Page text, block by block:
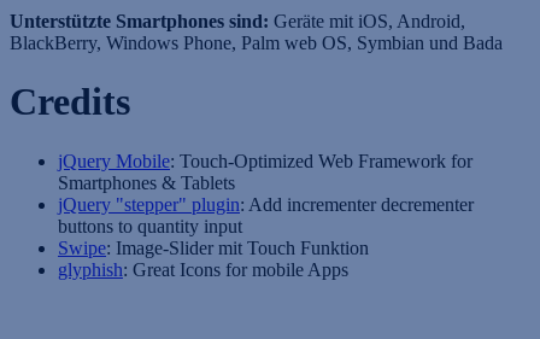
Unterstützte Smartphones sind: Geräte mit iOS, Android,
BlackBerry, Windows Phone, Palm web OS, Symbian und Bada
Credits
jQuery Mobile: Touch-Optimized Web Framework for
Smartphones & Tablets
jQuery "stepper" plugin: Add incrementer decrementer
buttons to quantity input
Swipe: Image-Slider mit Touch Funktion
glyphish: Great Icons for mobile Apps